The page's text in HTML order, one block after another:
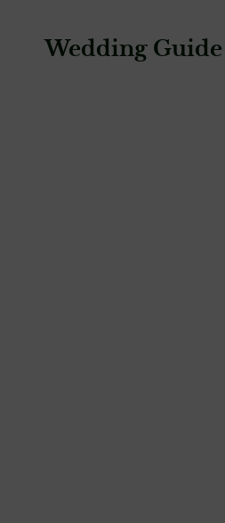
Wedding